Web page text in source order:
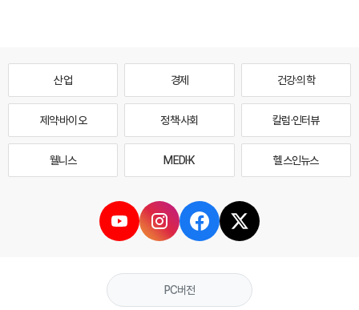
산업 경제 건강·의학
제약·바이오 정책·사회 칼럼·인터뷰
웰니스 MEDI·K 헬스인뉴스
PC버전